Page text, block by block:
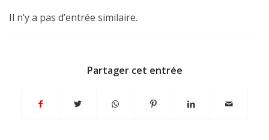
Il n’y a pas d’entrée similaire.
Partager cet entrée